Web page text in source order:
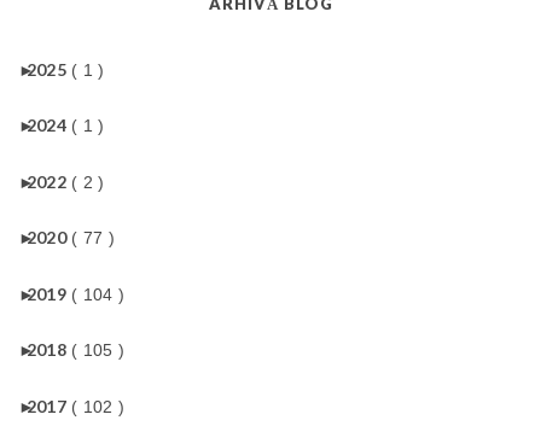
►
2025 ( 1 )
►
2024 ( 1 )
►
2022 ( 2 )
►
2020 ( 77 )
►
2019 ( 104 )
►
2018 ( 105 )
►
2017 ( 102 )